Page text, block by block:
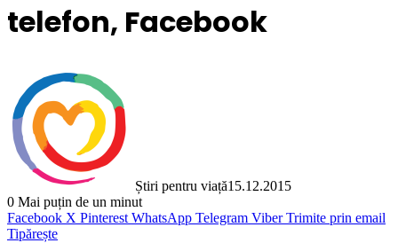
telefon, Facebook
Știri pentru viață15.12.2015
0 Mai puțin de un minut
Facebook X Pinterest WhatsApp Telegram Viber Trimite prin email
Tipărește